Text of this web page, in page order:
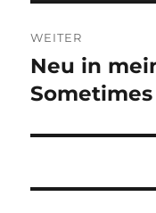
WEITER
Nächster
Beitrag:
Neu in
Sometimes